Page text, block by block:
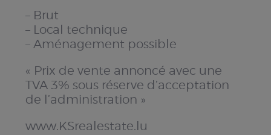
– Brut
– Local technique
– Aménagement possible
« Prix de vente annoncé avec une
TVA 3% sous réserve d’acceptation
de l’administration »
www.KSrealestate.lu